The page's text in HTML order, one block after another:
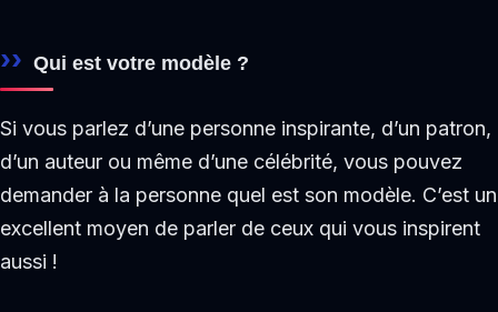
Qui est votre modèle ?
Si vous parlez d’une personne inspirante, d’un patron,
d’un auteur ou même d’une célébrité, vous pouvez
demander à la personne quel est son modèle. C’est un
excellent moyen de parler de ceux qui vous inspirent
aussi !